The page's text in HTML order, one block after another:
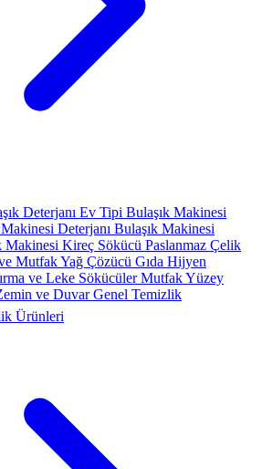
Deterjanı Ev Tipi Bulaşık Makinesi
Deterjanı Bulaşık Makinesi
Makinesi Kireç Sökücü Paslanmaz Çelik
ve Mutfak Yağ Çözücü Gıda Hijyen
ve Leke SökücülerMutfak Yüzey
ve Duvar Genel Temizlik
Ürünleri